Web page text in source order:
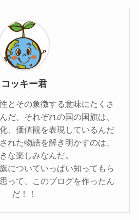
コッキー君
とその象徴する意味にたくさ
だ。それぞれの国の国旗は、
、価値観を表現しているんだ
れた物語を解き明かすのは、
な楽しみなんだ。
についていっぱい知ってもら
って、このブログを作ったん
だ！！